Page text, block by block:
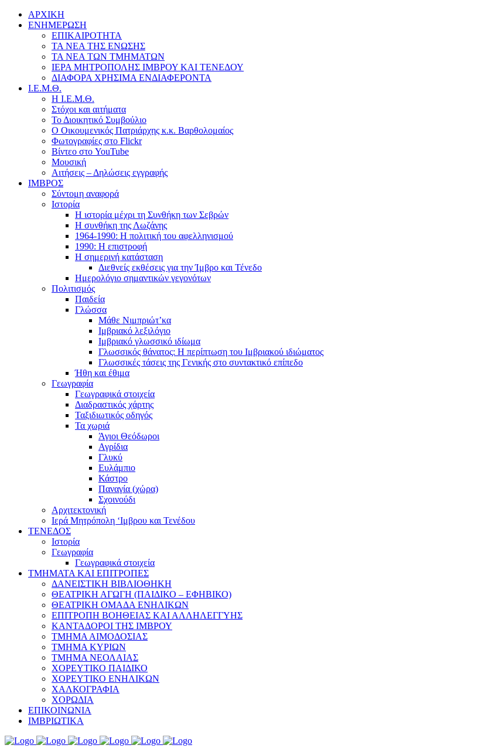
ΑΡΧΙΚΗ
ΕΝΗΜΕΡΩΣΗ
ΕΠΙΚΑΙΡΟΤΗΤΑ
ΤΑ ΝΕΑ ΤΗΣ ΕΝΩΣΗΣ
ΤΑ ΝΕΑ ΤΩΝ ΤΜΗΜΑΤΩΝ
ΙΕΡΑ ΜΗΤΡΟΠΟΛΗΣ ΙΜΒΡΟΥ ΚΑΙ ΤΕΝΕΔΟΥ
ΔΙΑΦΟΡΑ ΧΡΗΣΙΜΑ ΕΝΔΙΑΦΕΡΟΝΤΑ
Ι.Ε.Μ.Θ.
Η Ι.Ε.Μ.Θ.
Στόχοι και αιτήματα
Το Διοικητικό Συμβούλιο
Ο Οικουμενικός Πατριάρχης κ.κ. Βαρθολομαίος
Φωτογραφίες στο Flickr
Βίντεο στο YouTube
Μουσική
Αιτήσεις – Δηλώσεις εγγραφής
ΙΜΒΡΟΣ
Σύντομη αναφορά
Ιστορία
Η ιστορία μέχρι τη Συνθήκη των Σεβρών
Η συνθήκη της Λωζάνης
1964-1990: Η πολιτική του αφελληνισμού
1990: Η επιστροφή
Η σημερινή κατάσταση
Διεθνείς εκθέσεις για την Ίμβρο και Τένεδο
Ημερολόγιο σημαντικών γεγονότων
Πολιτισμός
Παιδεία
Γλώσσα
Μάθε Νιμπριώτ’κα
Ιμβριακό λεξιλόγιο
Ιμβριακό γλωσσικό ιδίωμα
Γλωσσικός θάνατος: Η περίπτωση του Ιμβριακού ιδιώματος
Γλωσσικές τάσεις της Γενικής στο συντακτικό επίπεδο
Ήθη και έθιμα
Γεωγραφία
Γεωγραφικά στοιχεία
Διαδραστικός χάρτης
Ταξιδιωτικός οδηγός
Τα χωριά
Άγιοι Θεόδωροι
Αγρίδια
Γλυκύ
Ευλάμπιο
Κάστρο
Παναγία (χώρα)
Σχοινούδι
Αρχιτεκτονική
Ιερά Μητρόπολη ‘Ιμβρου και Τενέδου
ΤΕΝΕΔΟΣ
Ιστορία
Γεωγραφία
Γεωγραφικά στοιχεία
ΤΜΗΜΑΤΑ ΚΑΙ ΕΠΙΤΡΟΠΕΣ
ΔΑΝΕΙΣΤΙΚΗ ΒΙΒΛΙΟΘΗΚΗ
ΘΕΑΤΡΙΚΗ ΑΓΩΓΗ (ΠΑΙΔΙΚΟ – ΕΦΗΒΙΚΟ)
ΘΕΑΤΡΙΚΗ ΟΜΑΔΑ ΕΝΗΛΙΚΩΝ
ΕΠΙΤΡΟΠΗ ΒΟΗΘΕΙΑΣ ΚΑΙ ΑΛΛΗΛΕΓΓΥΗΣ
ΚΑΝΤΑΔΟΡΟΙ ΤΗΣ ΙΜΒΡΟΥ
ΤΜΗΜΑ ΑΙΜΟΔΟΣΙΑΣ
ΤΜΗΜΑ ΚΥΡΙΩΝ
ΤΜΗΜΑ ΝΕΟΛΑΙΑΣ
ΧΟΡΕΥΤΙΚΟ ΠΑΙΔΙΚΟ
ΧΟΡΕΥΤΙΚΟ ΕΝΗΛΙΚΩΝ
ΧΑΛΚΟΓΡΑΦΙΑ
ΧΟΡΩΔΙΑ
ΕΠΙΚΟΙΝΩΝΙΑ
ΙΜΒΡΙΩΤΙΚΑ